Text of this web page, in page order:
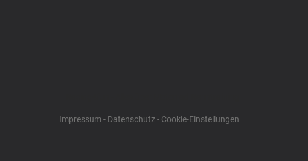
Impressum - Datenschutz- Cookie-Einstellungen